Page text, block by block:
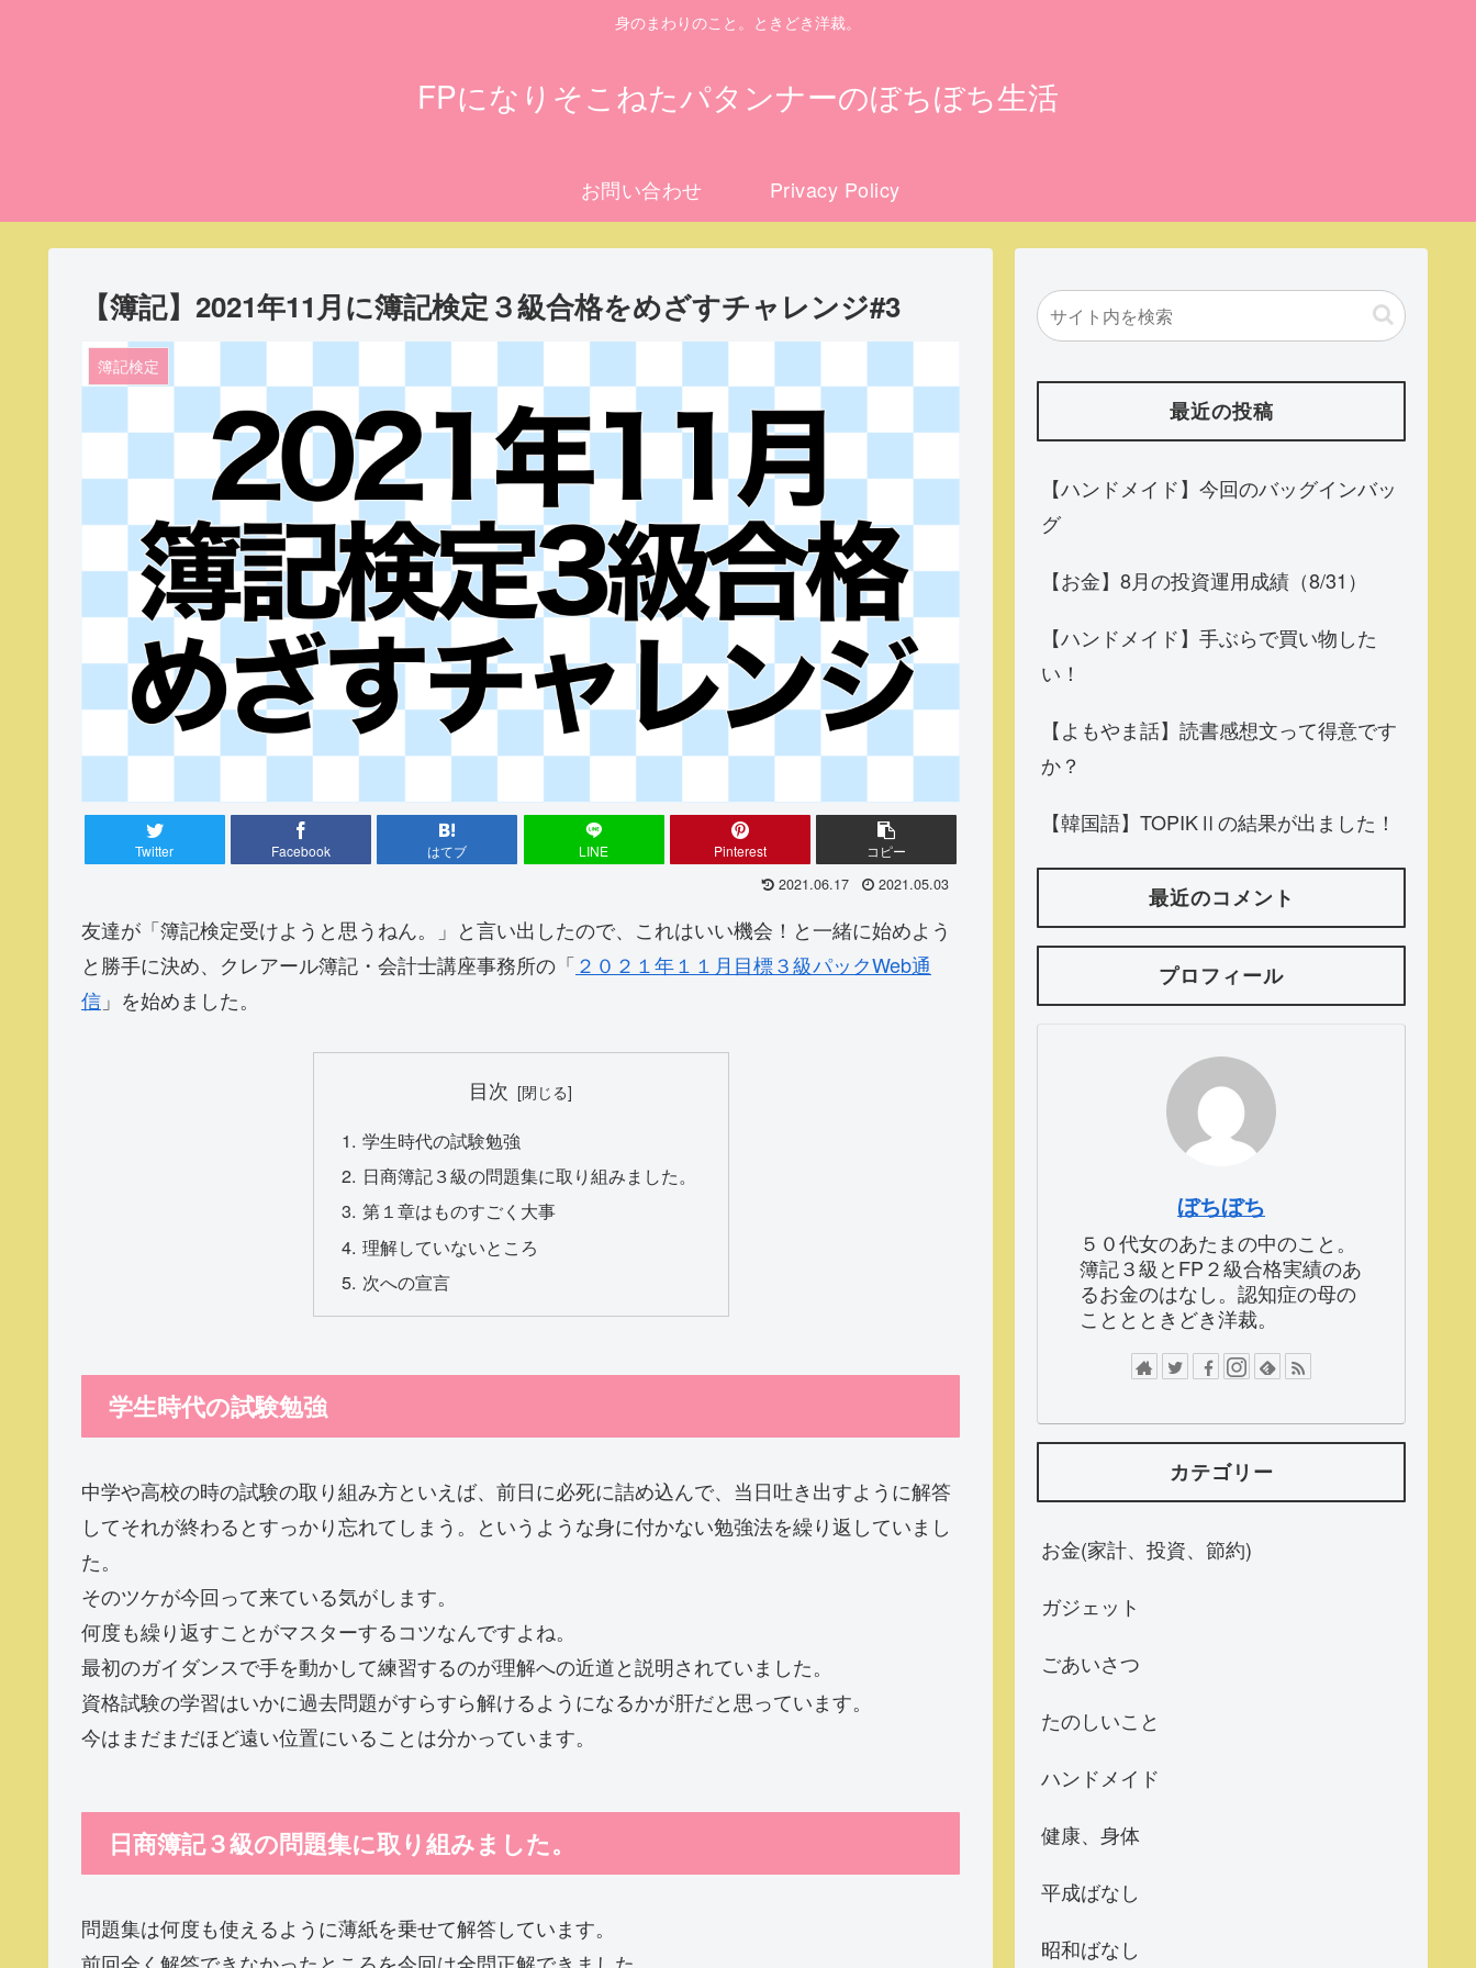
身のまわりのこと。ときどき洋裁。
FPになりそこねたパタンナーのぼちぼち生活
お問い合わせ Privacy Policy
【簿記】2021年11月に簿記検定３級合格をめざすチャレンジ#3
簿記検定
Twitter Facebook はてブ LINE Pinterest コピー
2021.06.17 2021.05.03
友達が「簿記検定受けようと思うねん。」と言い出したので、これはいい機会！と一緒に始めよう
と勝手に決め、クレアール簿記・会計士講座事務所の「２０２１年１１月目標３級パックWeb通
信 」を始めました。
目次
学生時代の試験勉強
日商簿記３級の問題集に取り組みました。
第１章はものすごく大事
理解していないところ
次への宣言
学生時代の試験勉強
中学や高校の時の試験の取り組み方といえば、前日に必死に詰め込んで、当日吐き出すように解答
してそれが終わるとすっかり忘れてしまう。というような身に付かない勉強法を繰り返していまし
た。
そのツケが今回って来ている気がします。
何度も繰り返すことがマスターするコツなんですよね。
最初のガイダンスで手を動かして練習するのが理解への近道と説明されていました。
資格試験の学習はいかに過去問題がすらすら解けるようになるかが肝だと思っています。
今はまだまだほど遠い位置にいることは分かっています。
日商簿記３級の問題集に取り組みました。
問題集は何度も使えるように薄紙を乗せて解答しています。
最近の投稿
【ハンドメイド】今回のバッグインバッ
グ
【お金】8月の投資運用成績（8/31）
【ハンドメイド】手ぶらで買い物した
い！
【よもやま話】読書感想文って得意です
か？
【韓国語】TOPIKⅡの結果が出ました！
最近のコメント
プロフィール
ぼちぼち
５０代女のあたまの中のこと。
簿記３級とFP２級合格実績のあ
るお金のはなし。認知症の母の
こととときどき洋裁。
カテゴリー
お金(家計、投資、節約)
ガジェット
ごあいさつ
たのしいこと
ハンドメイド
健康、身体
平成ばなし
昭和ばなし